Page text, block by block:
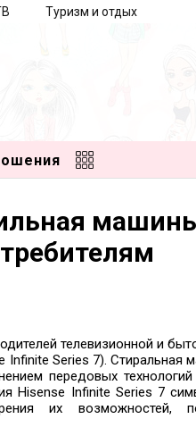
Туризм и отдых
телевизионной и
Series 7). Стиральная
передовых
Hisense Infinite Series 7
их возможностей,